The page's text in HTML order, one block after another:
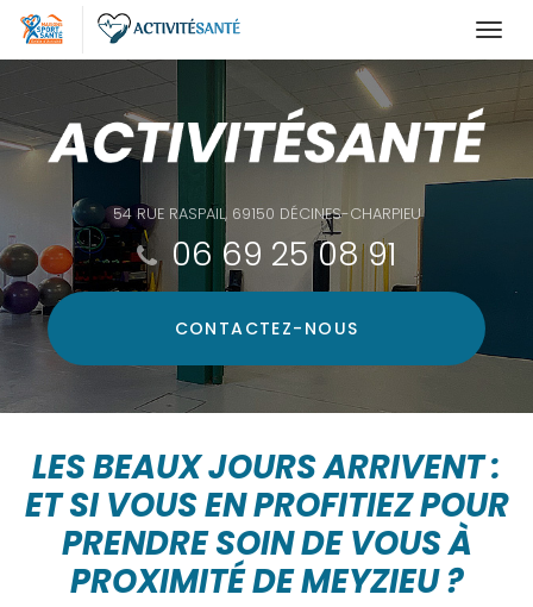
au
contenu
principal
54 RUE RASPAIL, 69150 DÉCINES-CHARPIEU
06 69 25 08 91
CONTACTEZ- NOUS
LES BEAUX JOURS ARRIVENT :
ET SI VOUS EN PROFITIEZ POUR
PRENDRE SOIN DE VOUS À
PROXIMITÉ DE MEYZIEU ?